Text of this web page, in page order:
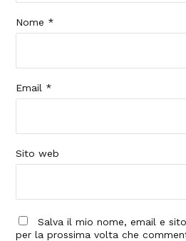
Nome *
Email *
Sito web
Salva il mio nome, email e
per la prossima volta che